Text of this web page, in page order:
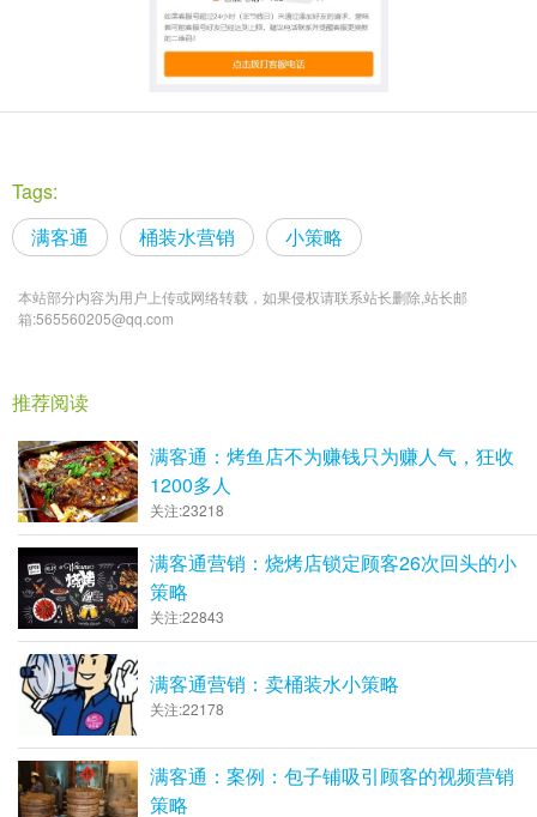
Tags:
满客通
桶装水营销 小策略
本站部分内容为用户上传或网络转载，如果侵权请联系站长删除,站长邮
箱:565560205@qq.com
推荐阅读
满客通：烤鱼店不为赚钱只为赚人气，狂收
1200多人
关注:23218
满客通营销：烧烤店锁定顾客26次回头的小
策略
关注:22843
满客通营销：卖桶装水小策略
关注:22178
满客通：案例：包子铺吸引顾客的视频营销
策略